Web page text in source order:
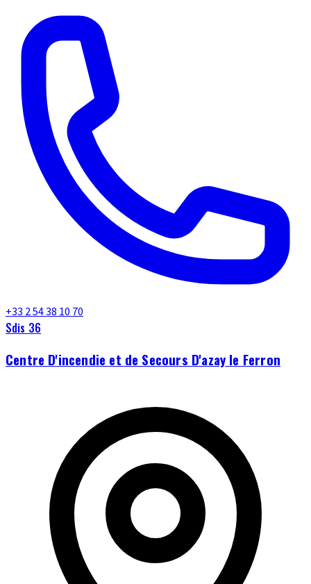
+33 2 54 38 10 70
Sdis 36
Centre D'incendie et de Secours D'azay le Ferron